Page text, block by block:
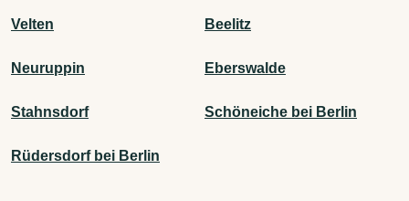
Velten Beelitz
Neuruppin Eberswalde
Stahnsdorf Schöneiche bei Berlin
Rüdersdorf bei Berlin